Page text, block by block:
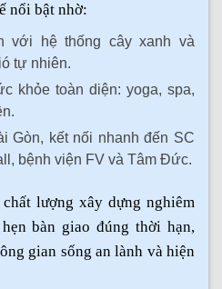
nổi bật nhờ:
với hệ thống cây xanh và
tự nhiên.
khỏe toàn diện: yoga, spa,
Gòn, kết nối nhanh đến SC
bệnh viện FV và Tâm Đức.
lượng xây dựng nghiêm
bàn giao đúng thời hạn,
gian sống an lành và hiện